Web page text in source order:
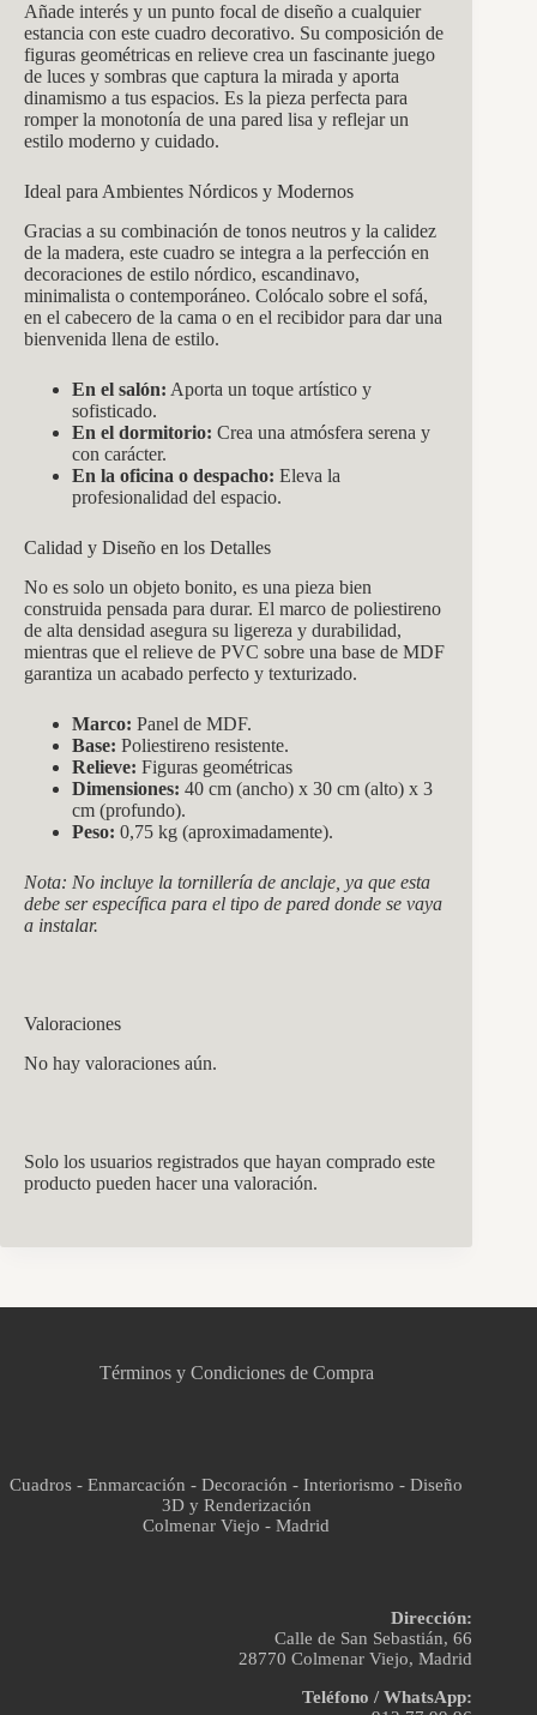
Añade interés y un punto focal de diseño a cualquier
estancia con este cuadro decorativo. Su composición de
figuras geométricas en relieve crea un fascinante juego
de luces y sombras que captura la mirada y aporta
dinamismo a tus espacios. Es la pieza perfecta para
romper la monotonía de una pared lisa y reflejar un
estilo moderno y cuidado.
Ideal para Ambientes Nórdicos y Modernos
Gracias a su combinación de tonos neutros y la calidez
de la madera, este cuadro se integra a la perfección en
decoraciones de estilo nórdico, escandinavo,
minimalista o contemporáneo. Colócalo sobre el sofá,
en el cabecero de la cama o en el recibidor para dar una
bienvenida llena de estilo.
En el salón: Aporta un toque artístico y
sofisticado.
En el dormitorio: Crea una atmósfera serena y
con carácter.
En la oficina o despacho: Eleva la
profesionalidad del espacio.
Calidad y Diseño en los Detalles
No es solo un objeto bonito, es una pieza bien
construida pensada para durar. El marco de poliestireno
de alta densidad asegura su ligereza y durabilidad,
mientras que el relieve de PVC sobre una base de MDF
garantiza un acabado perfecto y texturizado.
Marco: Panel de MDF.
Base: Poliestireno resistente.
Relieve: Figuras geométricas
Dimensiones: 40 cm (ancho) x 30 cm (alto) x 3
cm (profundo).
Peso: 0,75 kg (aproximadamente).
Nota: No incluye la tornillería de anclaje, ya que esta
debe ser específica para el tipo de pared donde se vaya
a instalar.
Valoraciones
No hay valoraciones aún.
Solo los usuarios registrados que hayan comprado este
producto pueden hacer una valoración.
Términos y Condiciones de Compra
Cuadros - Enmarcación - Decoración - Interiorismo - Diseño
3D y Renderización
Colmenar Viejo - Madrid
Dirección:
Calle de San Sebastián, 66
28770 Colmenar Viejo, Madrid
Teléfono / WhatsApp:
Asistente virtual · En línea